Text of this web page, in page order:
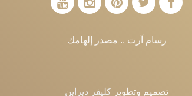
رسام آرت .. مصدر إلهامك
تصميم وتطوير كليفر ديزاين